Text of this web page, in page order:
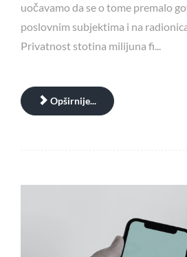
uočavamo da se o tome premalo
poslovnim subjektima i na
Privatnost stotina milijuna fi...
Opširnije...